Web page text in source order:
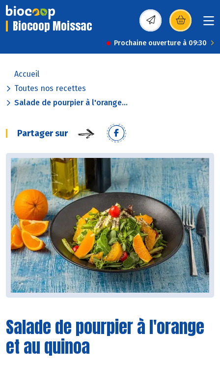
Biocoop Moissac (s’ouvre dans une
Prochaine ouverture à 09:30
Accueil
Toutes nos recettes
Salade de pourpier à l'orange...
Partager sur
Salade de pourpier à l'orange
et au quinoa